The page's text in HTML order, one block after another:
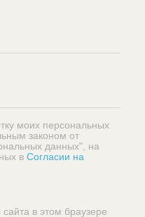
моих персональных
законом от
данных", на
в Согласии на
в этом браузере